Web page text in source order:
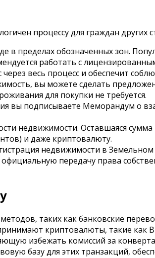
процессу для граждан других
в пределах обозначенных зон.
работать с
весь процесс и обеспечит
вы можете сделать
для покупки не требуется.
вы подписываете Меморандум о
недвижимости. Оставшаяся
и даже криптовалюту.
недвижимости в
передачу права
таких как банковские
криптовалюты, такие как
избежать комиссий за
базу для этих транзакций,